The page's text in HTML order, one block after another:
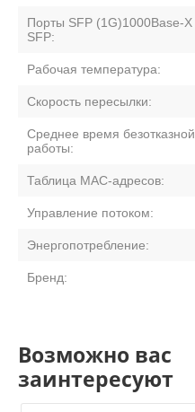
Порты SFP (1G)1000Base-X
SFP:
Рабочая температура:
Скорость пересылки:
Среднее время безотказной
работы:
Таблица MAC-адресов:
Управление потоком:
Энергопотребление:
Бренд:
Возможно вас
заинтересуют